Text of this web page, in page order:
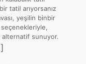
tatil arıyorsanız
yeşilin binbir
sunuyor.